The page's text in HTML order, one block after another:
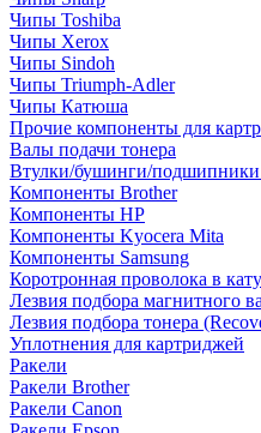
Чипы Toshiba
Чипы Xerox
Чипы Sindoh
Чипы Triumph-Adler
Чипы Катюша
Прочие компоненты для
Валы подачи тонера
Втулки/бушинги/подшипники
Компоненты Brother
Компоненты HP
Компоненты Kyocera Mita
Компоненты Samsung
Коротронная проволока в
Лезвия подбора магнитного
Лезвия подбора тонера
Уплотнения для картриджей
Ракели
Ракели Brother
Ракели Canon